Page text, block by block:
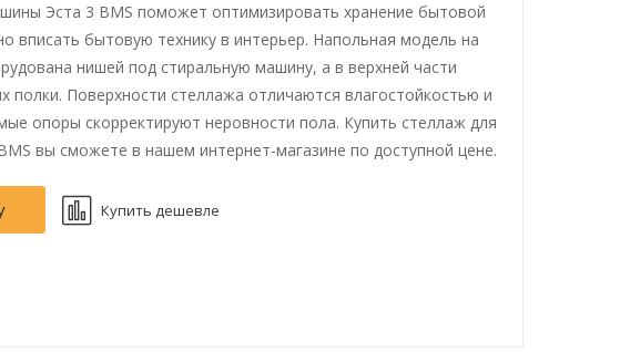
Эста 3 BMS поможет оптимизировать хранение бытовой
вписать бытовую технику в интерьер. Напольная модель на
нишей под стиральную машину, а в верхней части
полки. Поверхности стеллажа отличаются влагостойкостью и
опоры скорректируют неровности пола. Купить стеллаж для
вы сможете в нашем интернет-магазине по доступной цене.
Купить дешевле